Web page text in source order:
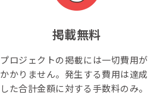
掲載無料
プロジェクトの掲載には一切費用が
かかりません。発生する費用は達成
した合計金額に対する手数料のみ。